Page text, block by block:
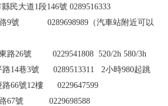
民大道1段146號 0289516333
9號 0289698989（汽車站附近可以
路26號 0229541808 520/2h 580/3h
14巷3號 0289513311 2小時980起跳
66號12樓 0229647599
67號 0229698588